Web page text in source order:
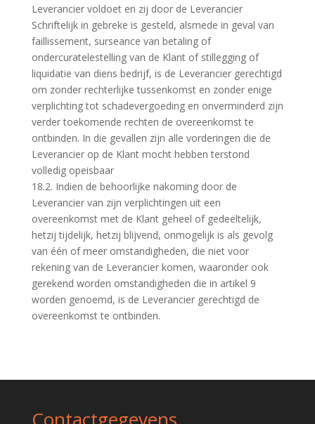
Leverancier voldoet en zij door de Leverancier
Schriftelijk in gebreke is gesteld, alsmede in geval van
faillissement, surseance van betaling of
ondercuratelestelling van de Klant of stillegging of
liquidatie van diens bedrijf, is de Leverancier gerechtigd
om zonder rechterlijke tussenkomst en zonder enige
verplichting tot schadevergoeding en onverminderd zijn
verder toekomende rechten de overeenkomst te
ontbinden. In die gevallen zijn alle vorderingen die de
Leverancier op de Klant mocht hebben terstond
volledig opeisbaar
18.2. Indien de behoorlijke nakoming door de
Leverancier van zijn verplichtingen uit een
overeenkomst met de Klant geheel of gedeeltelijk,
hetzij tijdelijk, hetzij blijvend, onmogelijk is als gevolg
van één of meer omstandigheden, die niet voor
rekening van de Leverancier komen, waaronder ook
gerekend worden omstandigheden die in artikel 9
worden genoemd, is de Leverancier gerechtigd de
overeenkomst te ontbinden.